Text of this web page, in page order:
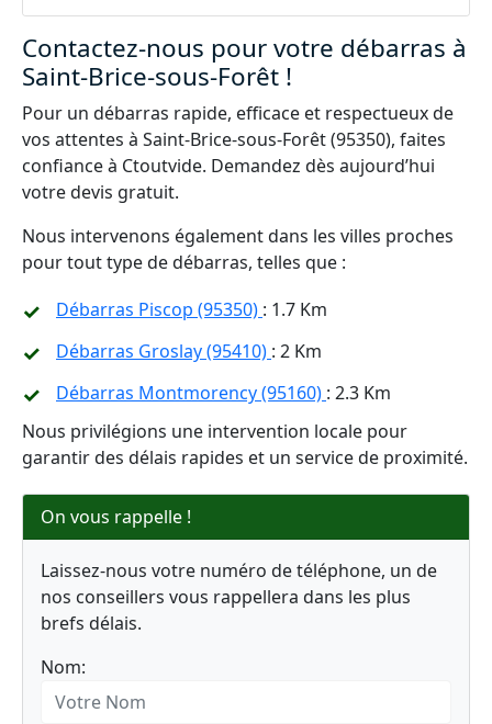
Contactez-nous pour votre débarras à
Saint-Brice-sous-Forêt !
Pour un débarras rapide, efficace et respectueux de
vos attentes à Saint-Brice-sous-Forêt (95350), faites
confiance à Ctoutvide. Demandez dès aujourd’hui
votre devis gratuit.
Nous intervenons également dans les villes proches
pour tout type de débarras, telles que :
Débarras Piscop (95350) : 1.7 Km
Débarras Groslay (95410) : 2 Km
Débarras Montmorency (95160) : 2.3 Km
Nous privilégions une intervention locale pour
garantir des délais rapides et un service de proximité.
On vous rappelle !
Laissez-nous votre numéro de téléphone, un de
nos conseillers vous rappellera dans les plus
brefs délais.
Nom: